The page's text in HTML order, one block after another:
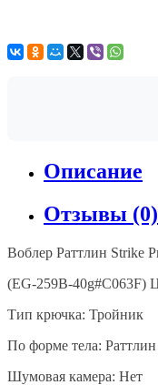
Описание
Отзывы (0)
Воблер Раттлин Strike
(EG-259B-40g#C063F)
Тип крючка: Тройник
По форме тела: Раттлин
Шумовая камера: Нет